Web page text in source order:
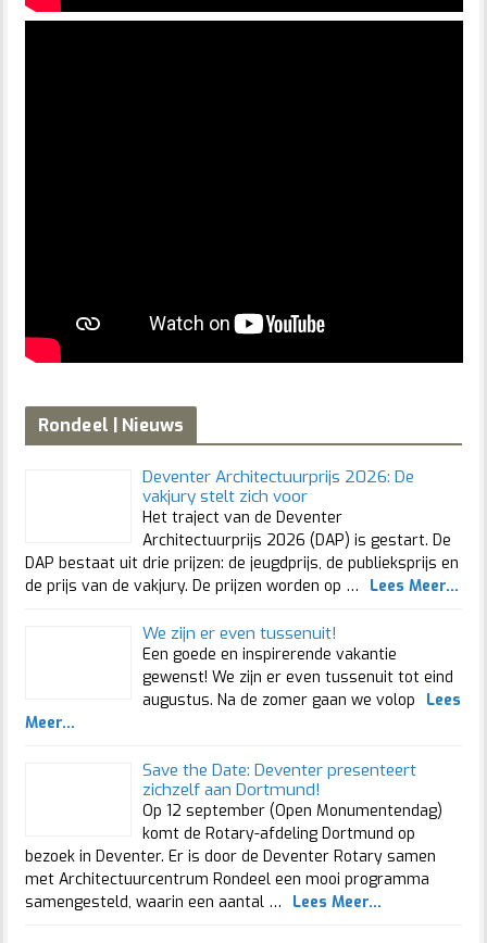
Rondeel | Nieuws
Deventer Architectuurprijs 2026: De
vakjury stelt zich voor
Het traject van de Deventer
Architectuurprijs 2026 (DAP) is gestart. De
DAP bestaat uit drie prijzen: de jeugdprijs, de publieksprijs en
de prijs van de vakjury. De prijzen worden op …
Lees Meer...
We zijn er even tussenuit!
Een goede en inspirerende vakantie
gewenst! We zijn er even tussenuit tot eind
augustus. Na de zomer gaan we volop
Lees
Meer...
Save the Date: Deventer presenteert
zichzelf aan Dortmund!
Op 12 september (Open Monumentendag)
komt de Rotary-afdeling Dortmund op
bezoek in Deventer. Er is door de Deventer Rotary samen
met Architectuurcentrum Rondeel een mooi programma
samengesteld, waarin een aantal …
Lees Meer...